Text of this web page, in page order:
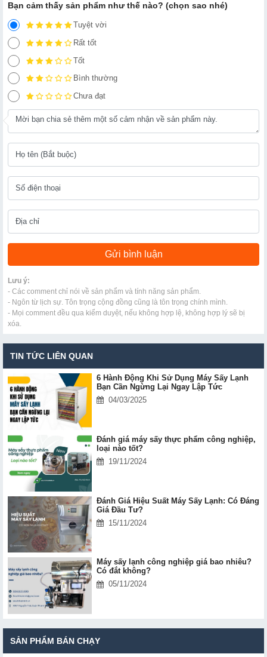
Bạn cảm thấy sản phẩm như thế nào? (chọn sao nhé)
Tuyệt vời
Rất tốt
Tốt
Bình thường
Chưa đạt
Lưu ý:
- Các comment chỉ nói về sản phẩm và tính năng sản phẩm.
- Ngôn từ lịch sự. Tôn trọng cộng đồng cũng là tôn trọng chính mình.
- Mọi comment đều qua kiểm duyệt, nếu không hợp lệ, không hợp lý sẽ bị
xóa.
TIN TỨC LIÊN QUAN
6 Hành Động Khi Sử Dụng Máy Sấy Lạnh
Bạn Cần Ngừng Lại Ngay Lập Tức
04/03/2025
Đánh giá máy sấy thực phẩm công nghiệp,
loại nào tốt?
19/11/2024
Đánh Giá Hiệu Suất Máy Sấy Lạnh: Có Đáng
Giá Đầu Tư?
15/11/2024
Máy sấy lạnh công nghiệp giá bao nhiêu?
Có đắt không?
05/11/2024
SẢN PHẨM BÁN CHẠY